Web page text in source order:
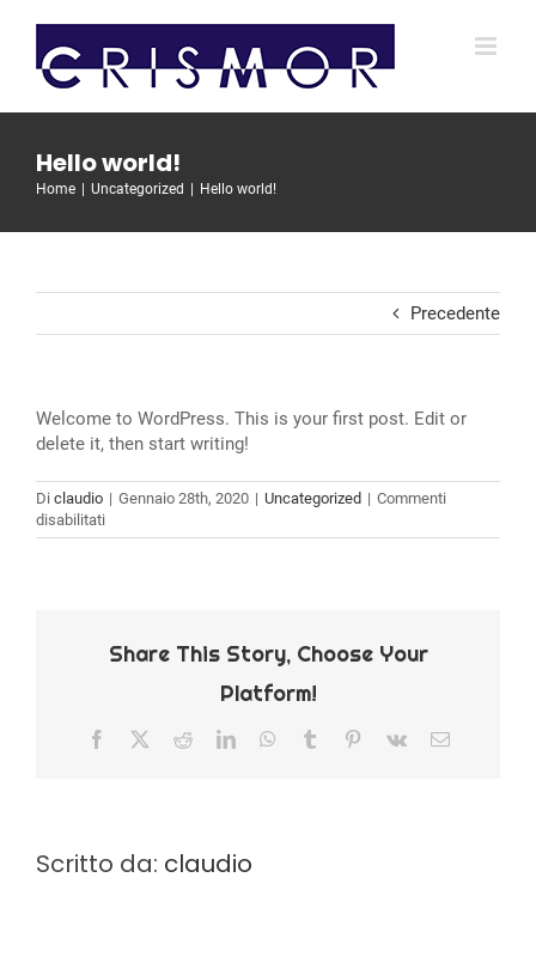
contenuto
Hello world!
Home Uncategorized Hello world!
Precedente
Welcome to WordPress. This is your first post. Edit or
delete it, then start writing!
Di claudio | Gennaio 28th, 2020 | Uncategorized | Commenti
disabilitatisu
Hello
Share This Story, Choose Your
Platform!
Facebook RedditLinkedInWhatsApp
Tumblr Pinterest
Vk Email
Scritto da: claudio